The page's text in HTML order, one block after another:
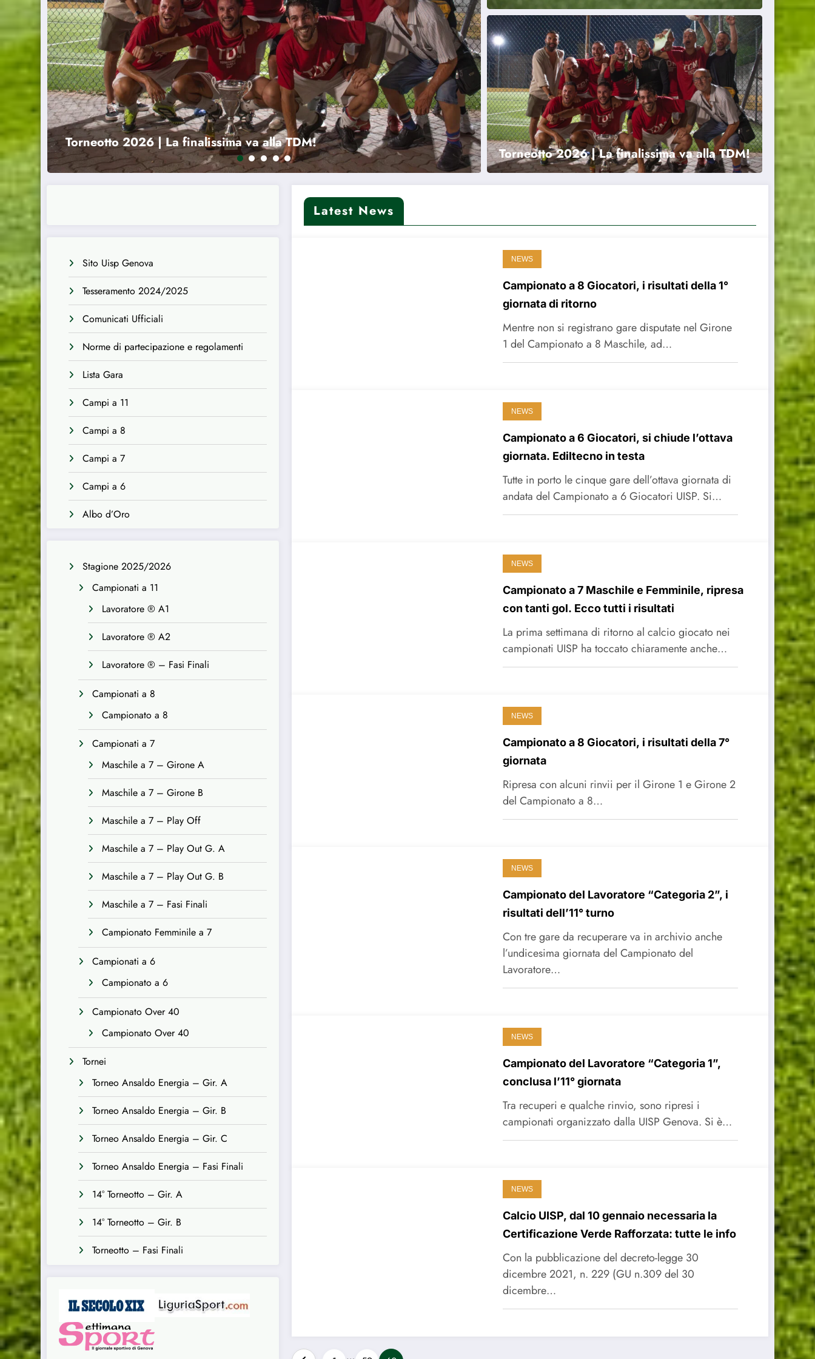
UISP Genova | Tre arbitri del nostro Comitato hanno diretto le finali
nazionali a 11 di calcio
Calcio UISP | Nasso saluta dopo 32 anni di
potete”
Torneotto 2026 | La finalissima va alla TDM!
Sito Uisp Genova
Tesseramento 2024/2025
Comunicati Ufficiali
Norme di partecipazione e regolamenti
Lista Gara
Campi a 11
Campi a 8
Campi a 7
Campi a 6
Albo d’Oro
Stagione 2025/2026
Campionati a 11
Lavoratore ® A1
Lavoratore ® A2
Lavoratore ® – Fasi Finali
Campionati a 8
Campionato a 8
Campionati a 7
Maschile a 7 – Girone A
Maschile a 7 – Girone B
Maschile a 7 – Play Off
Maschile a 7 – Play Out G. A
Maschile a 7 – Play Out G. B
Maschile a 7 – Fasi Finali
Campionato Femminile a 7
Campionati a 6
Campionato a 6
Campionato Over 40
Campionato Over 40
Tornei
Torneo Ansaldo Energia – Gir. A
Torneo Ansaldo Energia – Gir. B
Torneo Ansaldo Energia – Gir. C
Torneo Ansaldo Energia – Fasi Finali
14° Torneotto – Gir. A
14° Torneotto – Gir. B
Torneotto – Fasi Finali
Latest News
NEWS
Campionato a 8 Giocatori, i risultati della 1°
giornata di ritorno
Mentre non si registrano gare disputate nel Girone
1 del Campionato a 8 Maschile, ad…
NEWS
Campionato a 6 Giocatori, si chiude l’ottava
giornata. Ediltecno in testa
Tutte in porto le cinque gare dell’ottava giornata di
andata del Campionato a 6 Giocatori UISP. Si…
NEWS
Campionato a 7 Maschile e Femminile, ripresa
con tanti gol. Ecco tutti i risultati
La prima settimana di ritorno al calcio giocato nei
campionati UISP ha toccato chiaramente anche…
NEWS
Campionato a 8 Giocatori, i risultati della 7°
giornata
Ripresa con alcuni rinvii per il Girone 1 e Girone 2
del Campionato a 8…
NEWS
Campionato del Lavoratore “Categoria 2”, i
risultati dell’11° turno
Con tre gare da recuperare va in archivio anche
l’undicesima giornata del Campionato del
Lavoratore…
NEWS
Campionato del Lavoratore “Categoria 1”,
conclusa l’11° giornata
Tra recuperi e qualche rinvio, sono ripresi i
campionati organizzato dalla UISP Genova. Si è…
NEWS
Calcio UISP, dal 10 gennaio necessaria la
Certificazione Verde Rafforzata: tutte le info
Con la pubblicazione del decreto-legge 30
dicembre 2021, n. 229 (GU n.309 del 30
dicembre…